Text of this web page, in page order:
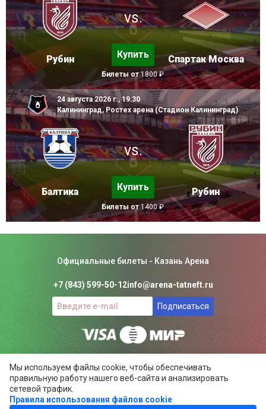
Рубин
vs.
Купить
Билеты от1800 ₽
Спартак Москва
24 августа 2026 г., 19:30
Калининград, Ростех арена (Стадион Калининград)
Балтика
vs.
Купить
Билеты от1400 ₽
Рубин
Официальные билеты - Казань Арена
+7 (843) 599-50-12info@arena-tatneft.ru
Подписаться
Казань Арены.
Положение об общих правилах
ARENA-TATNEFT.RU ©
Мы используем файлы cookie, чтобы обеспечивать
правильную работу нашего веб-сайта и анализировать
сетевой трафик.
Правила использования файлов cookie